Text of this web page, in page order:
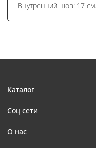
Внутренний шов: 17 см.
Каталог
Соц сети
О нас